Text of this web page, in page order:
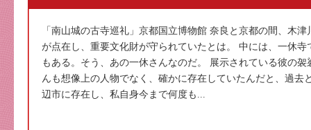
「南山城の古寺巡礼」京都国立博物館 奈良と京都の間、木
が点在し、重要文化財が守られていたとは。 中には、一休
もある。そう、あの一休さんなのだ。 展示されている彼の
んも想像上の人物でなく、確かに存在していたんだと、過去
辺市に存在し、私自身今まで何度も...